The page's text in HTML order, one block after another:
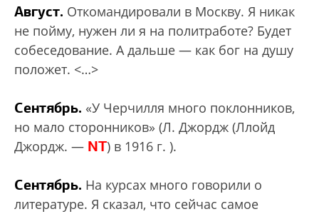
Август. Откомандировали в Москву. Я никак
не пойму, нужен ли я на политработе? Будет
собеседование. А дальше — как бог на душу
положет. <…>
Сентябрь. «У Черчилля много поклонников,
но мало сторонников» (Л. Джордж (Ллойд
Джордж. — NT) в 1916 г. ).
Сентябрь. На курсах много говорили о
литературе. Я сказал, что сейчас самое